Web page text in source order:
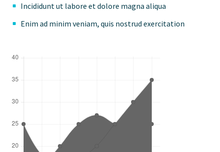
Incididunt ut labore et dolore magna aliqua
Enim ad minim veniam, quis nostrud exercitation